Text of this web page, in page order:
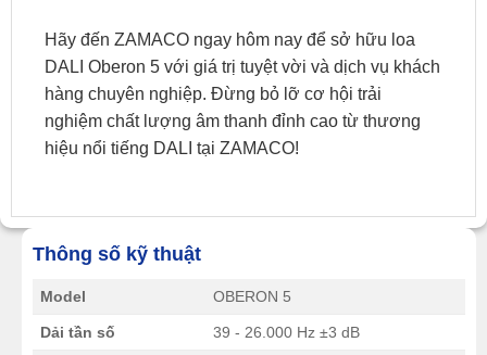
Hãy đến ZAMACO ngay hôm nay để sở hữu loa
DALI Oberon 5 với giá trị tuyệt vời và dịch vụ khách
hàng chuyên nghiệp. Đừng bỏ lỡ cơ hội trải
nghiệm chất lượng âm thanh đỉnh cao từ thương
hiệu nổi tiếng DALI tại ZAMACO!
Thông số kỹ thuật
Model OBERON 5
Dải tần số 39 - 26.000 Hz ±3 dB